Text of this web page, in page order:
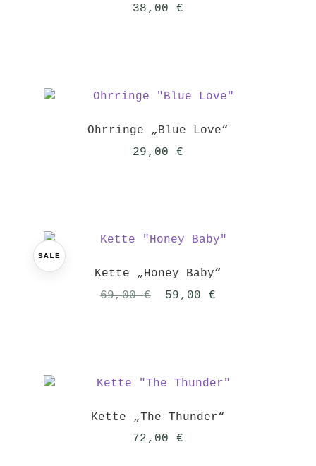
38,00 €
Ohrringe „Blue Love“
29,00 €
SALE
Kette „Honey Baby“
69,00€
Ursprünglicher
59,00 €
Kette „The Thunder“
72,00 €